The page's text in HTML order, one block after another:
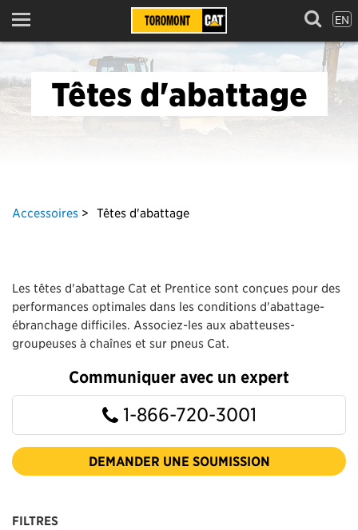
Menu EN
Têtes d'abattage
Accessoires Têtes d'abattage
Les têtes d'abattage Cat et Prentice sont conçues pour des
performances optimales dans les conditions d'abattage-
ébranchage difficiles. Associez-les aux abatteuses-
groupeuses à chaînes et sur pneus Cat.
Communiquer avec un expert
1-866-720-3001
DEMANDER UNE SOUMISSION
FILTRES